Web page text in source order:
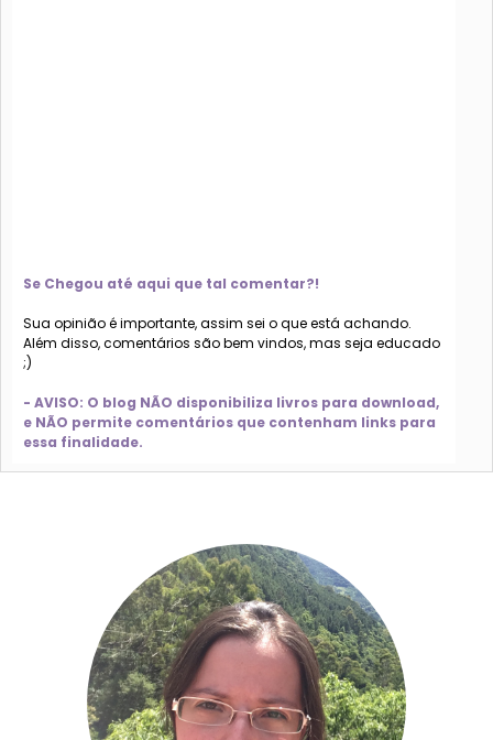
Se Chegou até aqui que tal comentar?!
Sua opinião é importante, assim sei o que está achando.
Além disso, comentários são bem vindos, mas seja educado
;)
- AVISO: O blog NÃO disponibiliza livros para download,
e NÃO permite comentários que contenham links para
essa finalidade.